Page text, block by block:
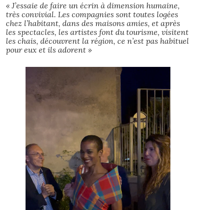
« J’essaie de faire un écrin à dimension humaine,
très convivial. Les compagnies sont toutes logées
chez l’habitant, dans des maisons amies, et après
les spectacles, les artistes font du tourisme, visitent
les chais, découvrent la région, ce n’est pas habituel
pour eux et ils adorent »